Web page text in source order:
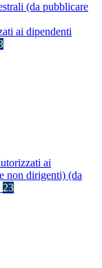
(da pubblicare
ai dipendenti
ai
non dirigenti) (da
23